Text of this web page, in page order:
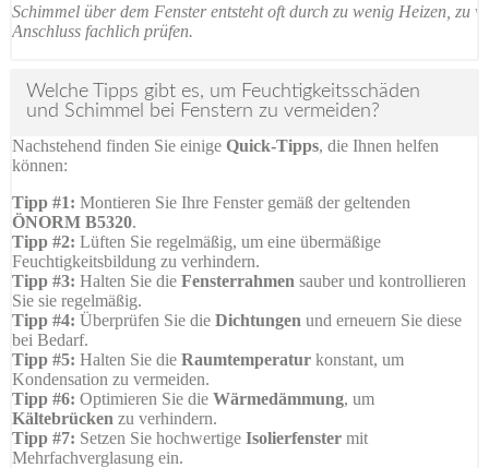
Schimmel über dem Fenster entsteht oft durch zu wenig Heizen, zu
Anschluss fachlich prüfen.
Welche Tipps gibt es, um Feuchtigkeitsschäden
und Schimmel bei Fenstern zu vermeiden?
Nachstehend finden Sie einige Quick-Tipps, die Ihnen helfen
können:
Tipp #1: Montieren Sie Ihre Fenster gemäß der geltenden
ÖNORM B5320.
Tipp #2: Lüften Sie regelmäßig, um eine übermäßige
Feuchtigkeitsbildung zu verhindern.
Tipp #3: Halten Sie die Fensterrahmen sauber und kontrollieren
Sie sie regelmäßig.
Tipp #4: Überprüfen Sie die Dichtungen und erneuern Sie diese
bei Bedarf.
Tipp #5: Halten Sie die Raumtemperatur konstant, um
Kondensation zu vermeiden.
Tipp #6: Optimieren Sie die Wärmedämmung, um
Kältebrücken zu verhindern.
Tipp #7: Setzen Sie hochwertige Isolierfenster mit
Mehrfachverglasung ein.